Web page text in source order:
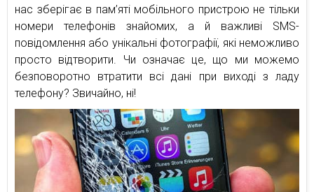
нас зберігає в пам’яті мобільного пристрою не тільки
номери телефонів знайомих, а й важливі SMS-
повідомлення або унікальні фотографії, які неможливо
просто відтворити. Чи означає це, що ми можемо
безповоротно втратити всі дані при виході з ладу
телефону? Звичайно, ні!